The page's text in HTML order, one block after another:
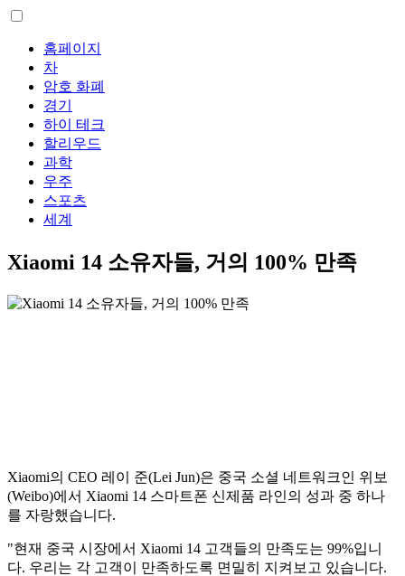
홈페이지
차
암호 화폐
경기
하이 테크
할리우드
과학
우주
스포츠
세계
Xiaomi 14 소유자들, 거의 100% 만족
Xiaomi의 CEO 레이 준(Lei Jun)은 중국 소셜 네트워크인 위보
(Weibo)에서 Xiaomi 14 스마트폰 신제품 라인의 성과 중 하나
를 자랑했습니다.
"현재 중국 시장에서 Xiaomi 14 고객들의 만족도는 99%입니
다. 우리는 각 고객이 만족하도록 면밀히 지켜보고 있습니다.